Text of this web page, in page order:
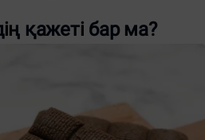
қажеті бар ма?